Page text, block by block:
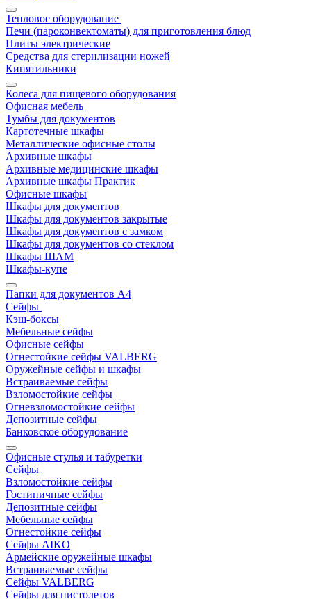
Тепловое оборудование
Печи (пароконвектоматы) для приготовления блюд
Плиты электрические
Средства для стерилизации ножей
Кипятильники
Колеса для пищевого оборудования
Офисная мебель
Тумбы для документов
Картотечные шкафы
Металлические офисные столы
Архивные шкафы
Архивные медицинские шкафы
Архивные шкафы Практик
Офисные шкафы
Шкафы для документов
Шкафы для документов закрытые
Шкафы для документов с замком
Шкафы для документов со стеклом
Шкафы ШАМ
Шкафы-купе
Папки для документов A4
Сейфы
Кэш-боксы
Мебельные сейфы
Офисные сейфы
Огнестойкие сейфы VALBERG
Оружейные сейфы и шкафы
Встраиваемые сейфы
Взломостойкие сейфы
Огневзломостойкие сейфы
Депозитные сейфы
Банковское оборудование
Офисные стулья и табуретки
Сейфы
Взломостойкие сейфы
Гостиничные сейфы
Депозитные сейфы
Мебельные сейфы
Огнестойкие сейфы
Сейфы AIKO
Армейские оружейные шкафы
Встраиваемые сейфы
Сейфы VALBERG
Сейфы для пистолетов